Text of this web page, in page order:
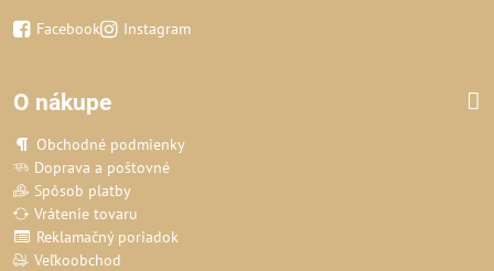
Facebook Instagram
O nákupe
Obchodné podmienky
Doprava a poštovné
Spôsob platby
Vrátenie tovaru
Reklamačný poriadok
Veľkoobchod